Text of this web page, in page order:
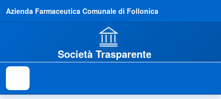
Azienda Farmaceutica Comunale di Follonica
Società Trasparente